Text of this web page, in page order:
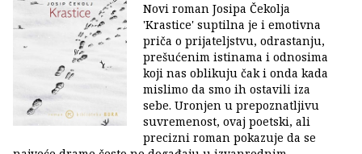
Novi roman Josipa Čekolja
'Krastice' suptilna je i emotivna
priča o prijateljstvu, odrastanju,
prešućenim istinama i odnosima
koji nas oblikuju čak i onda kada
mislimo da smo ih ostavili iza
sebe. Uronjen u prepoznatljivu
suvremenost, ovaj poetski, ali
precizni roman pokazuje da se